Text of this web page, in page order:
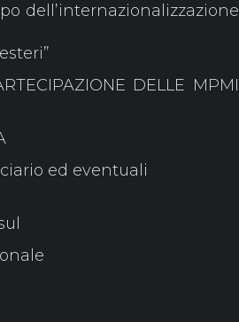
dell’internazionalizzazione
DELLE MPMI
ed eventuali